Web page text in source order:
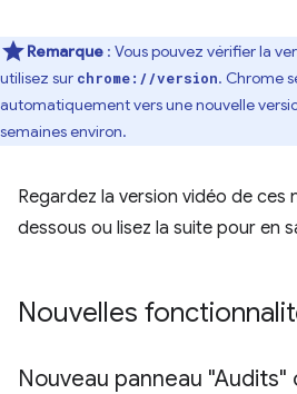
Remarque : Vous pouvez vérifier la
utilisez sur chrome://version. Chrome
automatiquement vers une nouvelle
semaines environ.
Regardez la version vidéo de ces
dessous ou lisez la suite pour en
Nouvelles
Nouveau panneau